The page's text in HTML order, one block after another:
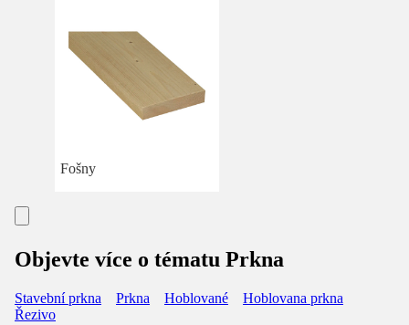
Fošny
Objevte více o tématu Prkna
Stavební prkna Prkna Hoblované
Hoblovana prkna
Řezivo